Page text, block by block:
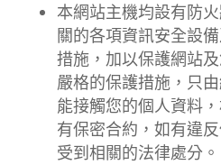
本網站主機均設有防
關的各項資訊安全設
措施，加以保護網站
嚴格的保護措施，只
能接觸您的個人資料
有保密合約，如有違
受到相關的法律處分。